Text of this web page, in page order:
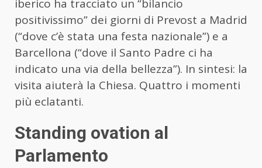
iberico ha tracciato un “bilancio
positivissimo” dei giorni di Prevost a Madrid
(“dove c’è stata una festa nazionale”) e a
Barcellona (“dove il Santo Padre ci ha
indicato una via della bellezza”). In sintesi: la
visita aiuterà la Chiesa. Quattro i momenti
più eclatanti.
Standing ovation al
Parlamento